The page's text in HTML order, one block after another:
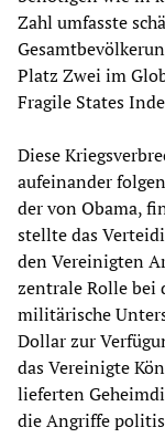
Zahl umfasste
Platz Zwei im
Fragile States
Diese
aufeinander
der von Obama,
stellte das
den Vereinigten
zentrale Rolle bei
militärische
Dollar zur
das Vereinigte
lieferten
die Angriffe